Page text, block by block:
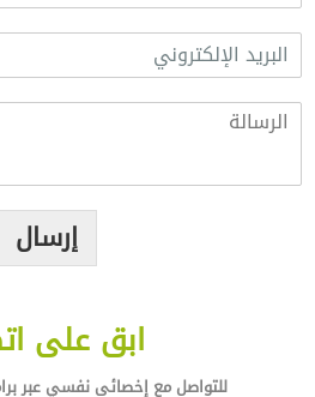
ا
س
م
*
ا
ب
ر
ا
ا
س
إرسال
ابق على
للتواصل مع إخصائى نفسي عبر